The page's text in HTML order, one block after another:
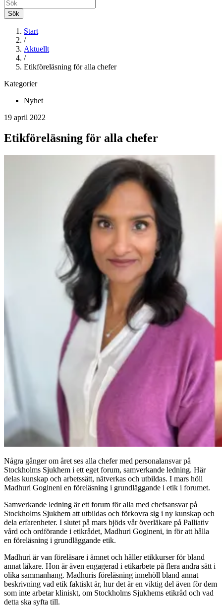
Sök
Start
/
Aktuellt
/
Etikföreläsning för alla chefer
Kategorier
Nyhet
19 april 2022
Etikföreläsning för alla chefer
Några gånger om året ses alla chefer med personalansvar på
Stockholms Sjukhem i ett eget forum, samverkande ledning. Här
delas kunskap och arbetssätt, nätverkas och utbildas. I mars höll
Madhuri Gogineni en föreläsning i grundläggande i etik i forumet.
Samverkande ledning är ett forum för alla med chefsansvar på
Stockholms Sjukhem att utbildas och förkovra sig i ny kunskap och
dela erfarenheter. I slutet på mars bjöds vår överläkare på Palliativ
vård och ordförande i etikrådet, Madhuri Gogineni, in för att hålla
en föreläsning i grundläggande etik.
Madhuri är van föreläsare i ämnet och håller etikkurser för bland
annat läkare. Hon är även engagerad i etikarbete på flera andra sätt i
olika sammanhang. Madhuris föreläsning innehöll bland annat
beskrivning vad etik faktiskt är, hur det är en viktig del även för dem
som inte arbetar kliniskt, om Stockholms Sjukhems etikråd och vad
detta ska syfta till.